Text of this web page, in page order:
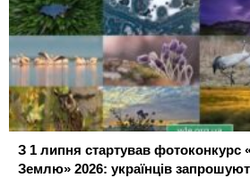
З 1 липня стартував фотоконкурс
Землю» 2026: українців